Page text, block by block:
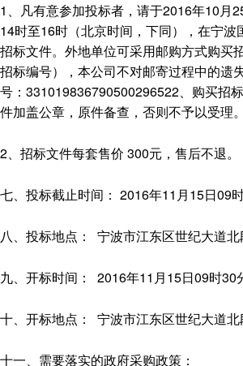
1、凡有意参加投标者，请于2016年10月
14时至16时（北京时间，下同），在宁
招标文件。外地单位可采用邮购方式购买
招标编号），本公司不对邮寄过程中的遗
号：331019836790500296522、购买招
件加盖公章，原件备查，否则不予以受理。
2、招标文件每套售价 300元，售后不退。
七、投标截止时间： 2016年11月15日09
八、投标地点： 宁波市江东区世纪大道
九、开标时间： 2016年11月15日09时30
十、开标地点： 宁波市江东区世纪大道
十一、需要落实的政府采购政策：